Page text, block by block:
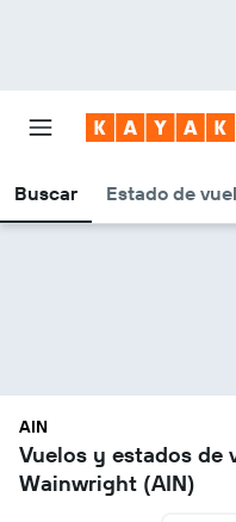
Buscar Estado de
AIN
Vuelos y estados de
Wainwright (AIN)